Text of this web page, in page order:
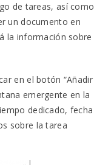
de tareas, así como
un documento en
la información sobre
en el botón “Añadir
emergente en la
dedicado, fecha
sobre la tarea